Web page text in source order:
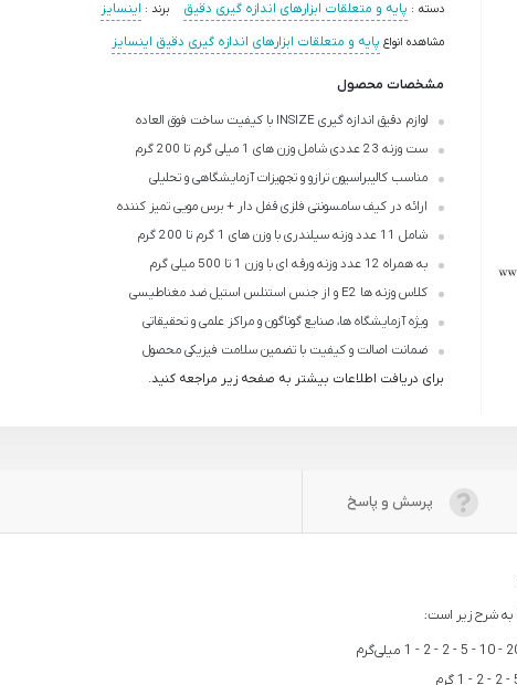
دسته : پایه و متعلقات ابزارهای اندازه گیری دقیق برند : اینسایز
مشاهده انواع پایه و متعلقات ابزارهای اندازه گیری دقیق اینسایز
مشخصات محصول
لوازم دقیق اندازه گیری INSIZE با کیفیت ساخت فوق العاده
ست وزنه 23 عددی شامل وزن های 1 میلی گرم تا 200 گرم
مناسب کالیبراسیون ترازو و تجهیزات آزمایشگاهی و تحلیلی
ارائه در کیف سامسونتی فلزی قفل دار + برس مویی تمیز کننده
شامل 11 عدد وزنه سیلندری با وزن های 1 گرم تا 200 گرم
به همراه 12 عدد وزنه ورقه ای با وزن 1 تا 500 میلی گرم
کلاس وزنه ها E2 و از جنس استنلس استیل ضد مغناطیسی
ویژه آزمایشگاه ها، صنایع گوناگون و مراکز علمی و تحقیقاتی
ضمانت اصالت و کیفیت با تضمین سلامت فیزیکی محصول
برای دریافت اطلاعات بیشتر به صفحه زیر مراجعه کنید.
پرسش و پاسخ